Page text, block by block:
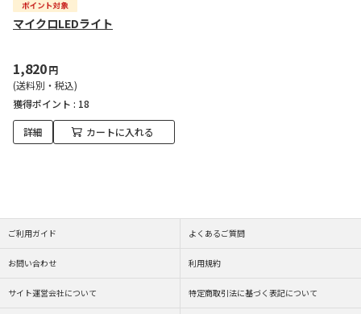
マイクロLEDライト
1,820円
(送料別・税込)
獲得ポイント : 18
詳細 カートに入れる
ご利用ガイド よくあるご質問
お問い合わせ 利用規約
サイト運営会社について 特定商取引法に基づく表記について